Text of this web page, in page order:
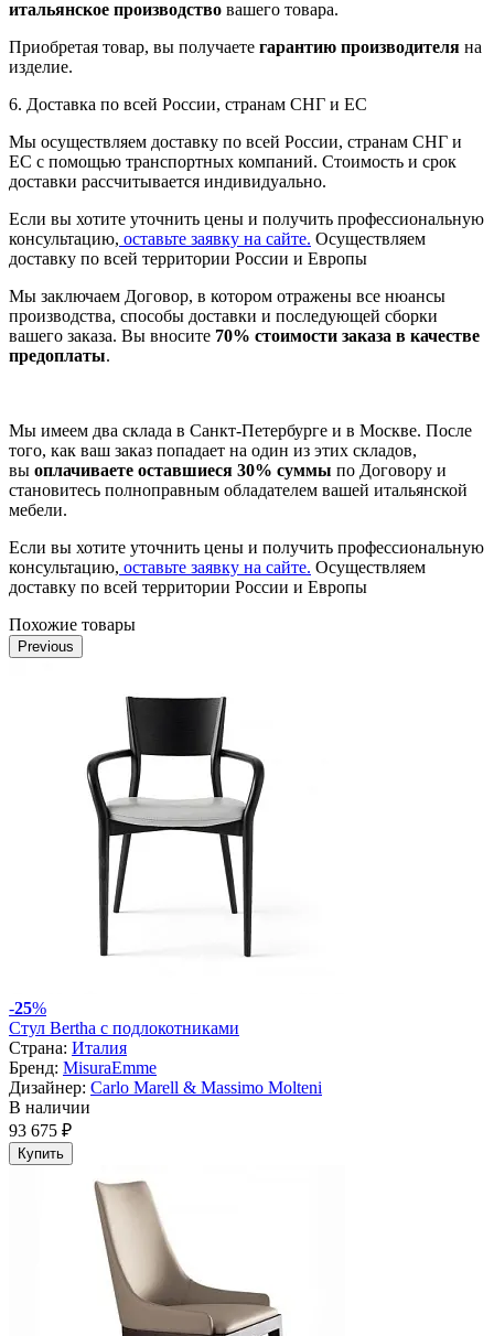
итальянское производство вашего товара.
Приобретая товар, вы получаете гарантию производителя на
изделие.
6. Доставка по всей России, странам СНГ и ЕС
Мы осуществляем доставку по всей России, странам СНГ и
ЕС с помощью транспортных компаний. Стоимость и срок
доставки рассчитывается индивидуально.
Если вы хотите уточнить цены и получить профессиональную
консультацию, оставьте заявку на сайте. Осуществляем
доставку по всей территории России и Европы
Мы заключаем Договор, в котором отражены все нюансы
производства, способы доставки и последующей сборки
вашего заказа. Вы вносите 70% стоимости заказа в качестве
предоплаты.
Мы имеем два склада в Санкт-Петербурге и в Москве. После
того, как ваш заказ попадает на один из этих складов,
вы оплачиваете оставшиеся 30% суммы по Договору и
становитесь полноправным обладателем вашей итальянской
мебели.
Если вы хотите уточнить цены и получить профессиональную
консультацию, оставьте заявку на сайте. Осуществляем
доставку по всей территории России и Европы
Похожие товары
Previous
-25%
Стул Bertha с подлокотниками
Страна: Италия
Бренд: MisuraEmme
Дизайнер: Carlo Marell & Massimo Molteni
В наличии
93 675 ₽
Купить